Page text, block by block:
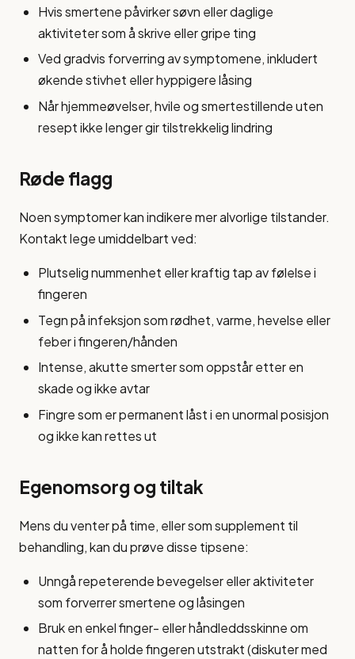
Hvis smertene påvirker søvn eller daglige
aktiviteter som å skrive eller gripe ting
Ved gradvis forverring av symptomene, inkludert
økende stivhet eller hyppigere låsing
Når hjemmeøvelser, hvile og smertestillende uten
resept ikke lenger gir tilstrekkelig lindring
Røde flagg
Noen symptomer kan indikere mer alvorlige tilstander.
Kontakt lege umiddelbart ved:
Plutselig nummenhet eller kraftig tap av følelse i
fingeren
Tegn på infeksjon som rødhet, varme, hevelse eller
feber i fingeren/hånden
Intense, akutte smerter som oppstår etter en
skade og ikke avtar
Fingre som er permanent låst i en unormal posisjon
og ikke kan rettes ut
Egenomsorg og tiltak
Mens du venter på time, eller som supplement til
behandling, kan du prøve disse tipsene:
Unngå repeterende bevegelser eller aktiviteter
som forverrer smertene og låsingen
Bruk en enkel finger- eller håndleddsskinne om
natten for å holde fingeren utstrakt (diskuter med